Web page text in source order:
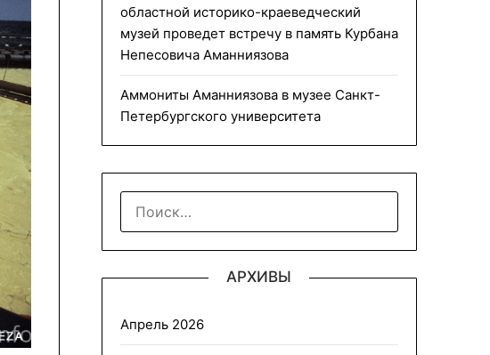
областной историко-краеведческий
музей проведет встречу в память Курбана
Непесовича Аманниязова
Аммониты Аманниязова в музее Санкт-
Петербургского университета
АРХИВЫ
Апрель 2026